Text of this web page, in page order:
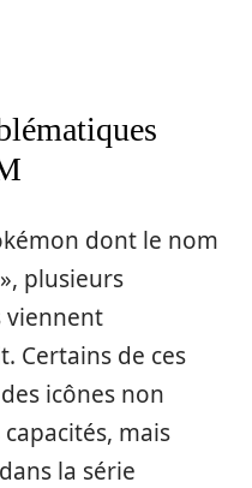
dont le nom
plusieurs
viennent
Certains de ces
icônes non
mais
la série